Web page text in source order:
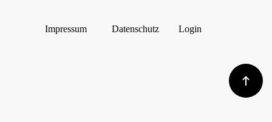
Impressum Datenschutz Login